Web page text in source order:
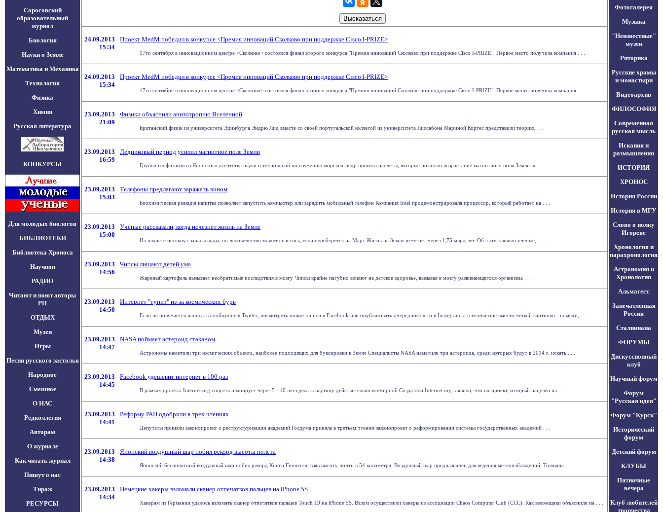
Соросовский
образовательный
журнал
Биология
Науки о Земле
Математика и Механика
Технология
Физика
Химия
Русская литература
КОНКУРСЫ
Для молодых биологов
БИБЛИОТЕКИ
Библиотека Хроноса
Научпоп
РАДИО
Читают и поют авторы
РП
ОТДЫХ
Музеи
Игры
Песни русского застолья
Народное
Смешное
О НАС
Редколлегия
Авторам
О журнале
Как читать журнал
Пишут о нас
Тираж
РЕСУРСЫ
24.09.2013
15:34
Проект MedM победил в конкурсе <Премия инноваций Сколково при поддержке Cisco I-PRIZE>
17го сентября в инновационном центре <Сколково> состоялся финал второго конкурса "Премия инноваций Сколково при поддержке Cisco I-PRIZE". Первое место получила компания . . .
24.09.2013
15:34
Проект MedM победил в конкурсе <Премия инноваций Сколково при поддержке Cisco I-PRIZE>
17го сентября в инновационном центре <Сколково> состоялся финал второго конкурса "Премия инноваций Сколково при поддержке Cisco I-PRIZE". Первое место получила компания . . .
23.09.2013
21:09
Физики объяснили анизотропию Вселенной
Британский физик из университета Эдинбурга Эндрю Лид вместе со своей португальской коллегой из университета Лиссабона Мариной Кортес представили теорию, . . .
23.09.2013
16:59
Ледниковый период усилил магнитное поле Земли
Группа геофизиков из Японского агентства науки и технологий по изучению морских недр провела расчеты, которые показали возрастание магнитного поля Земли во . . .
23.09.2013
15:03
Телефоны предлагают заряжать вином
Биохимическая реакция напитка позволяет запустить компьютер или зарядить мобильный телефон Компания Intel продемонстрировала процессор, который работает на . . .
23.09.2013
15:00
Ученые рассказали, когда исчезнет жизнь на Земле
На планете иссякнут запасы воды, но человечество может спастись, если переберется на Марс Жизнь на Земле исчезнет через 1,75 млрд лет. Об этом заявили ученые, . . .
23.09.2013
14:56
Чипсы лишают детей ума
Жареный картофель вызывает необратимые последствия в мозгу Чипсы крайне пагубно влияют на детское здоровье, вызывая в мозгу развивающегося организма . . .
23.09.2013
14:50
Интернет "тупит" из-за космических бурь
Если не получается написать сообщение в Twitter, посмотреть новые записи в Facebook или опубликовать очередное фото в Instagram, а в телевизоре вместо четкой картинки - помехи, . . .
23.09.2013
14:47
NASA поймает астероид стаканом
Астрономы наметили три космических объекта, наиболее подходящих для буксировки к Земле Специалисты NASA наметили три астероида, среди которых будут в 2014 г. искать . . .
23.09.2013
14:45
Facebook удешевит интернет в 100 раз
В рамках проекта Internet.org соцсеть планирует через 5 - 10 лет сделать паутину действительно всемирной Создатели Internet.org заявили, что их проект, который нацелен на . . .
23.09.2013
14:41
Реформу РАН одобрили в трех чтениях
Депутаты приняли законопроект о реструктуризации академий Госдума приняла в третьем чтении законопроект о реформировании системы государственных академий . . .
23.09.2013
14:38
Японский воздушный шар побил рекорд высоты полета
Японский беспилотный воздушный шар побил рекорд Книги Гиннесса, взяв высоту почти в 54 километра. Воздушный шар предназначен для ведения метеонаблюдений. Толщина . . .
23.09.2013
14:34
Немецкие хакеры взломали сканер отпечатков пальцев на iPhone 5S
Хакерам из Германии удалось взломать сканер отпечатков пальцев Touch ID на iPhone 5S. Взлом осуществили хакеры из ассоциации Chaos Computer Club (CCC). Как взломщики объяснили на . . .
Фотогалерея
Музыка
"Неизвестные"
музеи
Риторика
Русские храмы
и монастыри
Видеоархив
ФИЛОСОФИЯ
Современная
русская мысль
Искания и
размышления
ИСТОРИЯ
ХРОНОС
История России
История в МГУ
Слово о полку
Игореве
Хронология и
парахронология
Астрономия и
Хронология
Альмагест
Запечатленная
Россия
Сталиниана
ФОРУМЫ
Дискуссионный
клуб
Научный форум
Форум
"Русская идея"
Форум "Курск"
Исторический
форум
Детский форум
КЛУБЫ
Пятничные
вечера
Клуб любителей
творчества